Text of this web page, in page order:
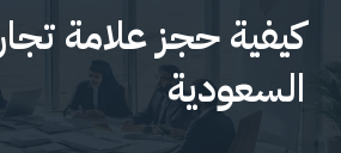
كيفية حجز علامة
السعودية